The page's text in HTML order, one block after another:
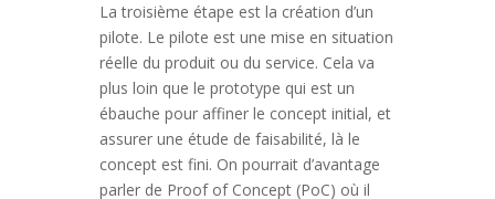
La troisième étape est la création d’un
pilote. Le pilote est une mise en situation
réelle du produit ou du service. Cela va
plus loin que le prototype qui est un
ébauche pour affiner le concept initial, et
assurer une étude de faisabilité, là le
concept est fini. On pourrait d’avantage
parler de Proof of Concept (PoC) où il